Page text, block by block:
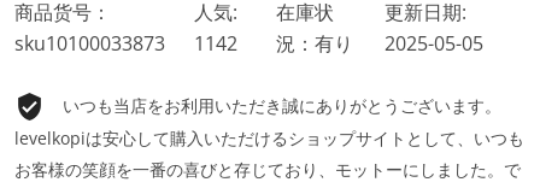
商品货号：
sku10100033873
人気:
1142
在庫状
況：有り
更新日期:
2025-05-05
いつも当店をお利用いただき誠にありがとうございます。
levelkopiは安心して購入いただけるショップサイトとして、いつも
お客様の笑顔を一番の喜びと存じており、モットーにしました。で